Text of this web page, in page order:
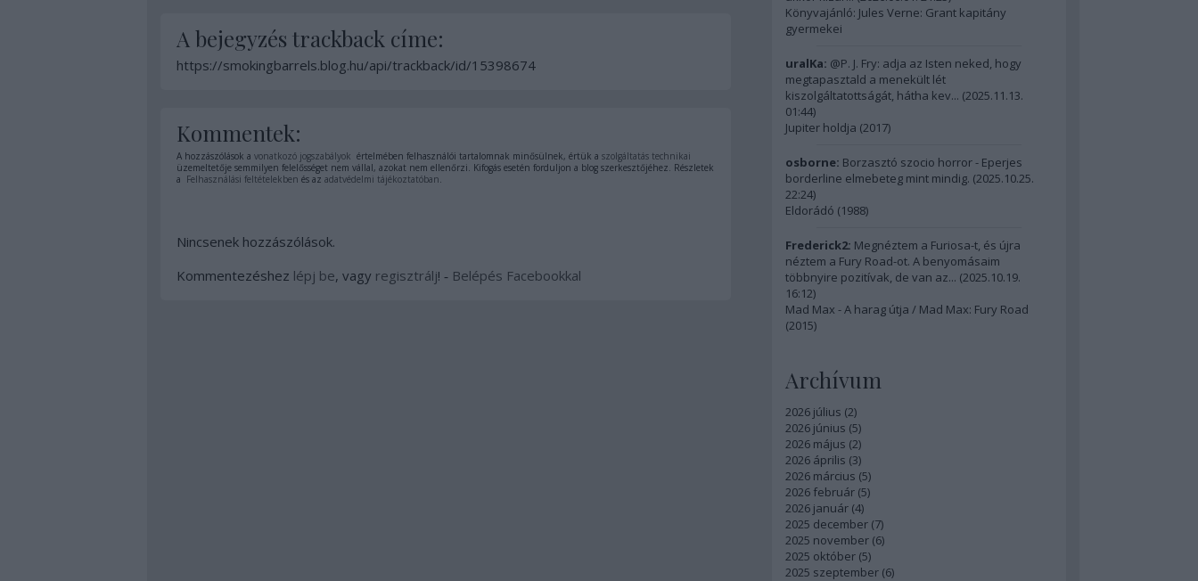
A bejegyzés trackback címe:
https://smokingbarrels.blog.hu/api/trackback/id/15398674
Kommentek:
A hozzászólások a vonatkozó jogszabályok értelmében felhasználói tartalomnak minősülnek, értük a szolgáltatás technikai
üzemeltetője semmilyen felelősséget nem vállal, azokat nem ellenőrzi. Kifogás esetén forduljon a blog szerkesztőjéhez. Részletek
a Felhasználási feltételekben és az adatvédelmi tájékoztatóban.
Nincsenek hozzászólások.
Kommentezéshez lépj be, vagy regisztrálj! ‐ Belépés Facebookkal
Könyvajánló: Jules Verne: Grant kapitány
gyermekei
uralKa: @P. J. Fry: adja az Isten neked, hogy
megtapasztald a menekült lét
kiszolgáltatottságát, hátha kev... (2025.11.13.
01:44)
Jupiter holdja (2017)
osborne: Borzasztó szocio horror - Eperjes
borderline elmebeteg mint mindig. (2025.10.25.
22:24)
Eldorádó (1988)
Frederick2: Megnéztem a Furiosa-t, és újra
néztem a Fury Road-ot. A benyomásaim
többnyire pozitívak, de van az... (2025.10.19.
16:12)
Mad Max - A harag útja / Mad Max: Fury Road
(2015)
Archívum
2026 július (2)
2026 június (5)
2026 május (2)
2026 április (3)
2026 március (5)
2026 február (5)
2026 január (4)
2025 december (7)
2025 november (6)
2025 október (5)
2025 szeptember (6)